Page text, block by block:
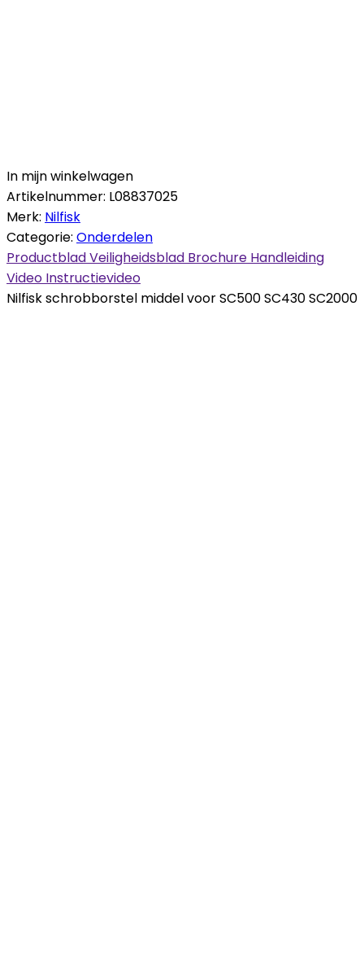
In mijn winkelwagen
Artikelnummer: L08837025
Merk: Nilfisk
Categorie: Onderdelen
ProductbladVeiligheidsblad Brochure Handleiding
Video Instructievideo
Nilfisk schrobborstel middel voor SC500 SC430 SC2000